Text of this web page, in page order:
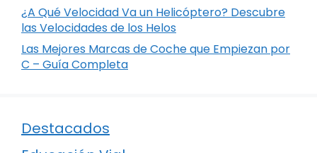
¿A Qué Velocidad Va un Helicóptero? Descubre
las Velocidades de los Helos
Las Mejores Marcas de Coche que Empiezan por
C – Guía Completa
Destacados